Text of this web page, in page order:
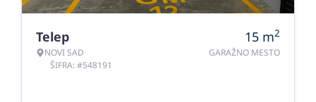
Telep
NOVI SAD
ŠIFRA: #548191
15 m2
GARAŽNO MESTO